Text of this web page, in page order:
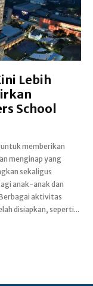
Lebih
School
disiapkan, seperti...